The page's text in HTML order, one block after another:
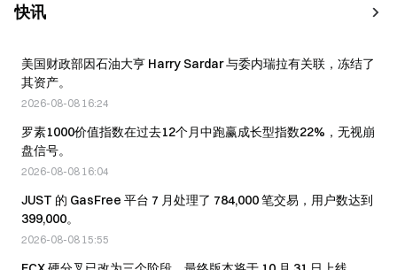
快讯
美国财政部因石油大亨 Harry Sardar 与委内瑞拉有关联，冻结了
其资产。
2026-08-08 16:24
罗素1000价值指数在过去12个月中跑赢成长型指数22%，无视崩
盘信号。
2026-08-08 16:04
JUST 的 GasFree 平台 7 月处理了 784,000 笔交易，用户数达到
399,000。
2026-08-08 15:55